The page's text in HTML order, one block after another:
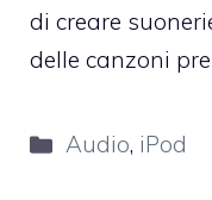
di creare
delle canzoni
Categorie
Audio, iPod